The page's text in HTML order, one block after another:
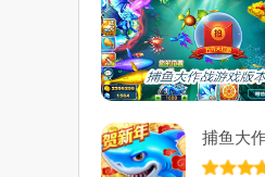
捕鱼大
下载